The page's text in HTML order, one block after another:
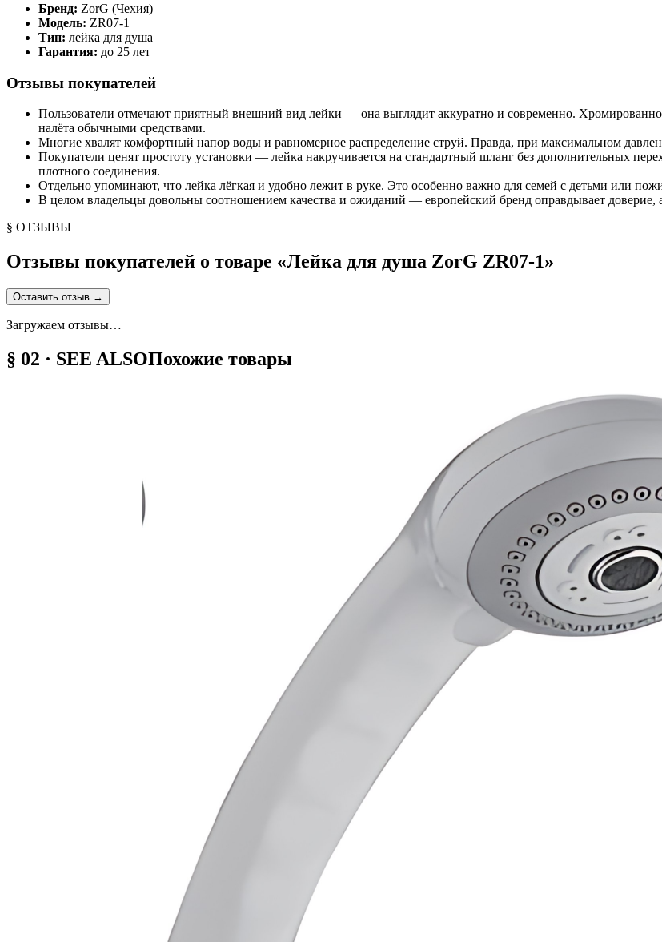
Бренд: ZorG (Чехия)
Модель: ZR07-1
Тип: лейка для душа
Гарантия: до 25 лет
Отзывы покупателей
Пользователи отмечают приятный внешний вид лейки — она выглядит аккуратно и современно.
налёта обычными средствами.
Многие хвалят комфортный напор воды и равномерное распределение струй. Правда, при максимальном
Покупатели ценят простоту установки — лейка накручивается на стандартный шланг без дополнительных
плотного соединения.
Отдельно упоминают, что лейка лёгкая и удобно лежит в руке. Это особенно важно для семей с детьми или
В целом владельцы довольны соотношением качества и ожиданий — европейский бренд оправдывает доверие,
§ ОТЗЫВЫ
Отзывы покупателей о товаре «Лейка для душа ZorG ZR07-1»
Оставить отзыв →
Загружаем отзывы…
§ 02 · SEE ALSOПохожие товары